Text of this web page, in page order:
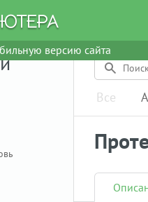
версию сайта
Все А